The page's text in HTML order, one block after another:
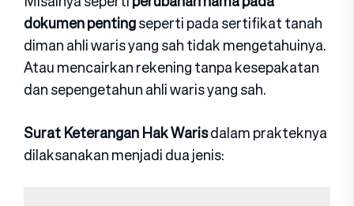
dokumen pentingseperti pada sertifikat tanah
diman ahli waris yang sah tidak mengetahuinya.
Atau mencairkan rekening tanpa kesepakatan
dan sepengetahun ahli waris yang sah.
Surat Keterangan Hak Warisdalam prakteknya
dilaksanakan menjadi dua jenis: